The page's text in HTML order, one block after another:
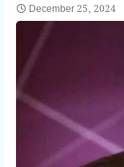
December 25, 2024